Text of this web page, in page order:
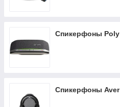
Спикерфоны Poly
Спикерфоны Aver